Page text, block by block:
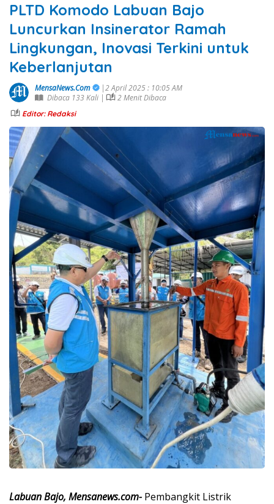
PLTD Komodo Labuan Bajo
Luncurkan Insinerator Ramah
Lingkungan, Inovasi Terkini untuk
Keberlanjutan
MensaNews.Com
|2 April 2025 : 10:05 AM
Dibaca 133 Kali |
2 Menit Dibaca
Editor: Redaksi
Labuan Bajo, Mensanews.com- Pembangkit Listrik